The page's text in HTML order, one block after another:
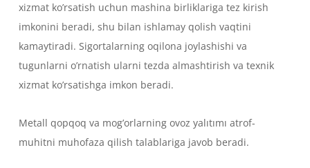
xizmat ko’rsatish uchun mashina birliklariga tez kirish
imkonini beradi, shu bilan ishlamay qolish vaqtini
kamaytiradi. Sigortalarning oqilona joylashishi va
tugunlarni o’rnatish ularni tezda almashtirish va texnik
xizmat ko’rsatishga imkon beradi.
Metall qopqoq va mog’orlarning ovoz yalıtımı atrof-
muhitni muhofaza qilish talablariga javob beradi.